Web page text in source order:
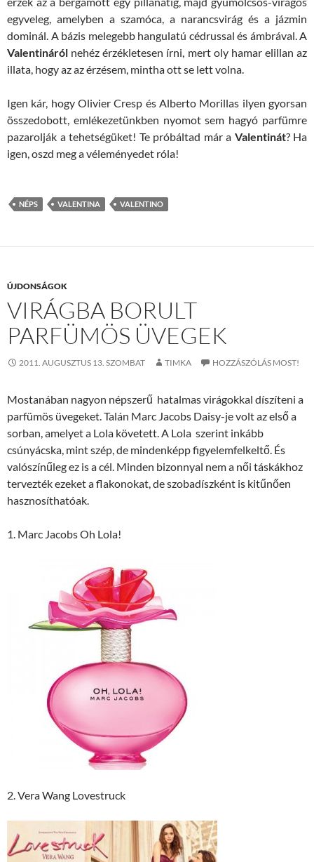
egyveleg, amelyben a szamóca, a narancsvirág és a jázmin
dominál. A bázis melegebb hangulatú cédrussal és ámbrával. A
Valentináról nehéz érzékletesen írni, mert oly hamar elillan az
illata, hogy az az érzésem, mintha ott se lett volna.
Igen kár, hogy Olivier Cresp és Alberto Morillas ilyen gyorsan
összedobott, emlékezetünkben nyomot sem hagyó parfümre
pazarolják a tehetségüket! Te próbáltad már a Valentinát? Ha
igen, oszd meg a véleményedet róla!
NÉPS VALENTINA VALENTINO
ÚJDONSÁGOK
VIRÁGBA BORULT
PARFÜMÖS ÜVEGEK
2011. AUGUSZTUS 13. SZOMBAT TIMKA HOZZÁSZÓLÁS MOST!
Mostanában nagyon népszerű hatalmas virágokkal díszíteni a
parfümös üvegeket. Talán Marc Jacobs Daisy-je volt az első a
sorban, amelyet a Lola követett. A Lola szerint inkább
csúnyácska, mint szép, de mindenképp figyelemfelkeltő. És
valószínűleg ez is a cél. Minden bizonnyal nem a női táskákhoz
tervezték ezeket a flakonokat, de szobadíszként is kitűnően
hasznosíthatóak.
1. Marc Jacobs Oh Lola!
2. Vera Wang Lovestruck